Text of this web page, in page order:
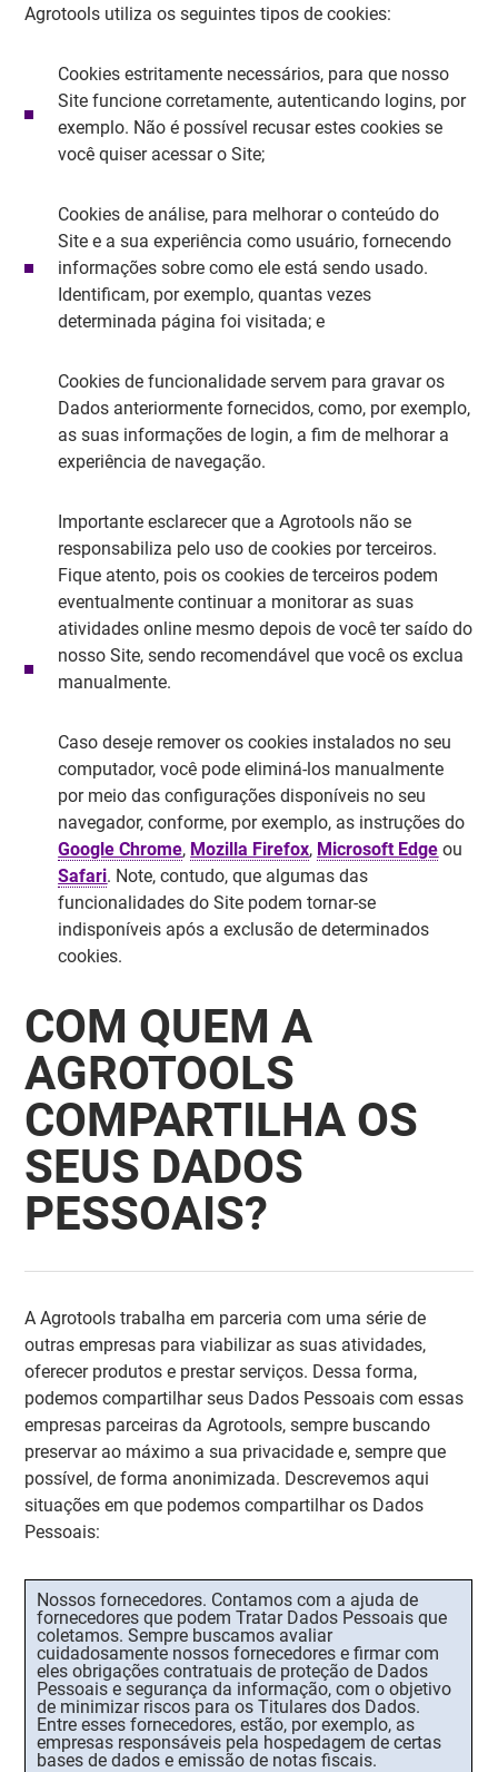
Agrotools utiliza os seguintes tipos de cookies:
Cookies estritamente necessários, para que nosso
Site funcione corretamente, autenticando logins, por
exemplo. Não é possível recusar estes cookies se
você quiser acessar o Site;
Cookies de análise, para melhorar o conteúdo do
Site e a sua experiência como usuário, fornecendo
informações sobre como ele está sendo usado.
Identificam, por exemplo, quantas vezes
determinada página foi visitada; e
Cookies de funcionalidade servem para gravar os
Dados anteriormente fornecidos, como, por exemplo,
as suas informações de login, a fim de melhorar a
experiência de navegação.
Importante esclarecer que a Agrotools não se
responsabiliza pelo uso de cookies por terceiros.
Fique atento, pois os cookies de terceiros podem
eventualmente continuar a monitorar as suas
atividadesonline mesmo depois de você ter saído do
nosso Site, sendo recomendável que você os exclua
manualmente.
Caso deseje remover os cookies instalados no seu
computador, você pode eliminá-los manualmente
por meio das configurações disponíveis no seu
navegador, conforme, por exemplo, as instruções do
Google Chrome, Mozilla Firefox, Microsoft Edge ou
Safari. Note, contudo, que algumas das
funcionalidades do Site podem tornar-se
indisponíveis após a exclusão de determinados
cookies.
COM QUEM A
AGROTOOLS
COMPARTILHA OS
SEUS DADOS
PESSOAIS?
A Agrotools trabalha em parceria com uma série de
outras empresas para viabilizar as suas atividades,
oferecer produtos e prestar serviços. Dessa forma,
podemos compartilhar seus Dados Pessoais com essas
empresas parceiras da Agrotools, sempre buscando
preservar ao máximo a sua privacidade e, sempre que
possível, de forma anonimizada. Descrevemos aqui
situações em que podemos compartilhar os Dados
Pessoais:
Nossos fornecedores. Contamos com a ajuda de
fornecedores que podem Tratar Dados Pessoais que
coletamos. Sempre buscamos avaliar
cuidadosamente nossos fornecedores e firmar com
eles obrigações contratuais de proteção de Dados
Pessoais e segurança da informação, com o objetivo
de minimizar riscos para os Titulares dos Dados.
Entre esses fornecedores, estão, por exemplo, as
empresas responsáveis pela hospedagem de certas
bases de dados e emissão de notas fiscais.